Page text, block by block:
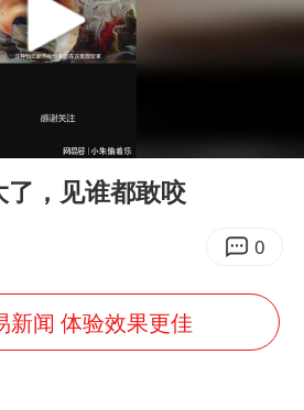
日本广岛民众举行游行反对政府行径
21楼高空抛物嫌疑人被拘留
台风白海豚最新路径研判来了
深圳地面沉降致车辆损坏系谣言
我国编制完成新版全月地质图
，见谁都敢咬
0
新闻 体验效果更佳